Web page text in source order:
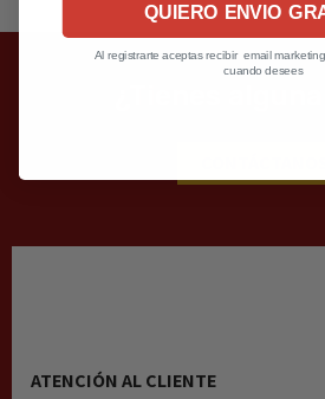
ATENCIÓN AL CLIENTE
QUIERO ENVIO
Al registrarte aceptas recibir email
cuando desees